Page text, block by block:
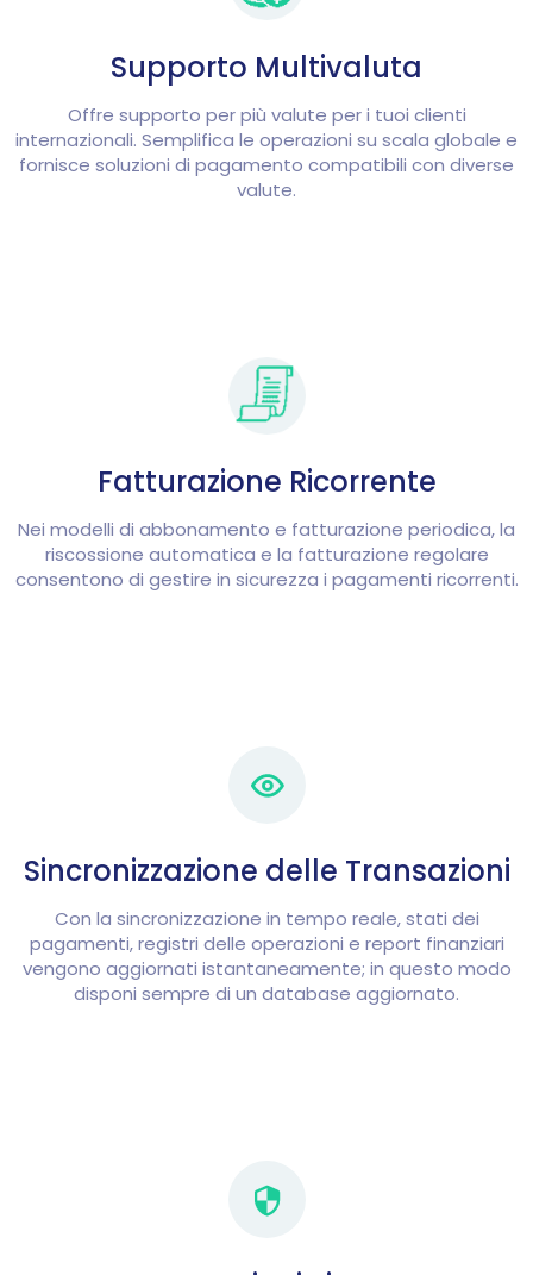
Supporto Multivaluta
Offre supporto per più valute per i tuoi clienti
internazionali. Semplifica le operazioni su scala globale e
fornisce soluzioni di pagamento compatibili con diverse
valute.
Fatturazione Ricorrente
Nei modelli di abbonamento e fatturazione periodica, la
riscossione automatica e la fatturazione regolare
consentono di gestire in sicurezza i pagamenti ricorrenti.
Sincronizzazione delle Transazioni
Con la sincronizzazione in tempo reale, stati dei
pagamenti, registri delle operazioni e report finanziari
vengono aggiornati istantaneamente; in questo modo
disponi sempre di un database aggiornato.